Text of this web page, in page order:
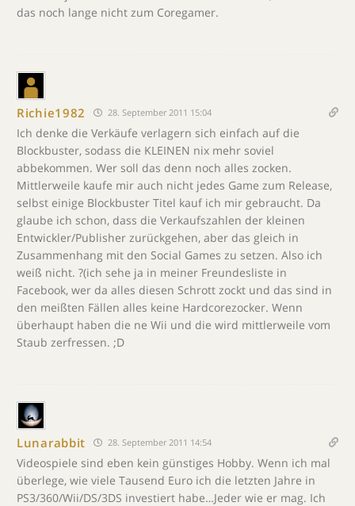
das noch lange nicht zum Coregamer.
Richie1982 28. September 2011 15:04
Ich denke die Verkäufe verlagern sich einfach auf die
Blockbuster, sodass die KLEINEN nix mehr soviel
abbekommen. Wer soll das denn noch alles zocken.
Mittlerweile kaufe mir auch nicht jedes Game zum Release,
selbst einige Blockbuster Titel kauf ich mir gebraucht. Da
glaube ich schon, dass die Verkaufszahlen der kleinen
Entwickler/Publisher zurückgehen, aber das gleich in
Zusammenhang mit den Social Games zu setzen. Also ich
weiß nicht. ?(ich sehe ja in meiner Freundesliste in
Facebook, wer da alles diesen Schrott zockt und das sind in
den meißten Fällen alles keine Hardcorezocker. Wenn
überhaupt haben die ne Wii und die wird mittlerweile vom
Staub zerfressen. ;D
Lunarabbit 28. September 2011 14:54
Videospiele sind eben kein günstiges Hobby. Wenn ich mal
überlege, wie viele Tausend Euro ich die letzten Jahre in
PS3/360/Wii/DS/3DS investiert habe…Jeder wie er mag. Ich